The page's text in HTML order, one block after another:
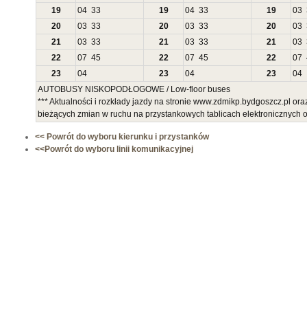
19
04 33 19 04 33 19 03
20
03 33 20 03 33 20 03
21
03 33 21 03 33 21 03
22
07 45 22 07 45 22 07
23
04 23 04 23
04
AUTOBUSY NISKOPODŁOGOWE / Low-floor buses
*** Aktualności i rozkłady jazdy na stronie www.zdmikp.bydgoszcz.pl
bieżących zmian w ruchu na przystankowych tablicach elektronicznych
<< Powrót do wyboru kierunku i przystanków
<<Powrót do wyboru linii komunikacyjnej